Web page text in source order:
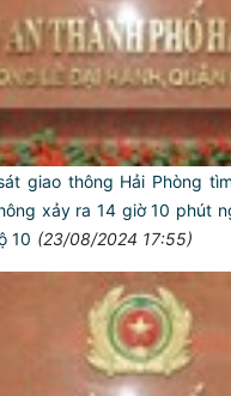
giao thông Hải Phòng
xảy ra 14 giờ 10 phút
10 (23/08/2024 17:55)